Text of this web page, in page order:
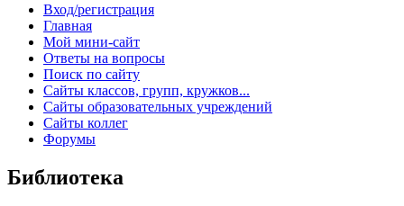
Вход/регистрация
Главная
Мой мини-сайт
Ответы на вопросы
Поиск по сайту
Сайты классов, групп, кружков...
Сайты образовательных учреждений
Сайты коллег
Форумы
Библиотека